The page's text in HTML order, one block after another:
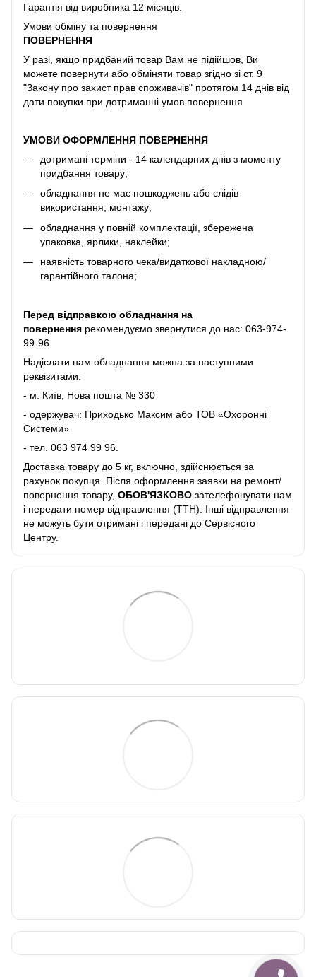
Гарантія від виробника 12 місяців.
Умови обміну та повернення
ПОВЕРНЕННЯ
У разі, якщо придбаний товар Вам не підійшов, Ви
можете повернути або обміняти товар згідно зі ст. 9
"Закону про захист прав споживачів" протягом 14 днів від
дати покупки при дотриманні умов повернення
УМОВИ ОФОРМЛЕННЯ ПОВЕРНЕННЯ
дотримані терміни - 14 календарних днів з моменту
придбання товару;
обладнання не має пошкоджень або слідів
використання, монтажу;
обладнання у повній комплектації, збережена
упаковка, ярлики, наклейки;
наявність товарного чека/видаткової накладною/
гарантійного талона;
Перед відправкою обладнання на
повернення рекомендуємо звернутися до нас: 063-974-
99-96
Надіслати нам обладнання можна за наступними
реквізитами:
- м. Київ, Нова пошта № 330
- одержувач: Приходько Максим або ТОВ «Охоронні
Системи»
- тел. 063 974 99 96.
Доставка товару до 5 кг, включно, здійснюється за
рахунок покупця. Після оформлення заявки на ремонт/
повернення товару, ОБОВ'ЯЗКОВО зателефонувати нам
і передати номер відправлення (ТТН). Інші відправлення
не можуть бути отримані і передані до Сервісного
Центру.